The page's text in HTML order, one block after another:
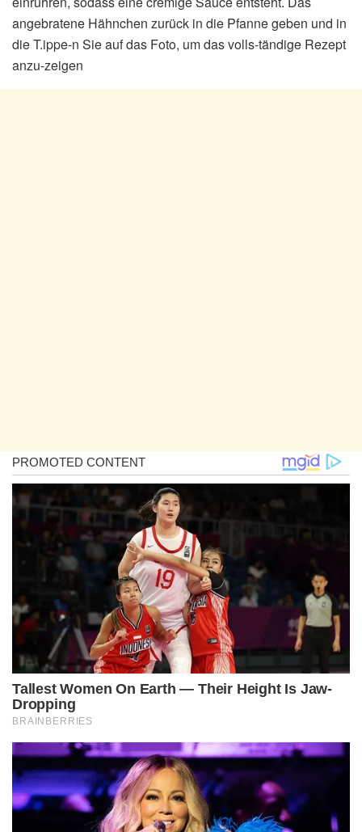
angebratene Hähnchen zurück in die Pfanne geben und in
die T.ippe-n Sie auf das Foto, um das volls-tändige Rezept
anzu-zeigen